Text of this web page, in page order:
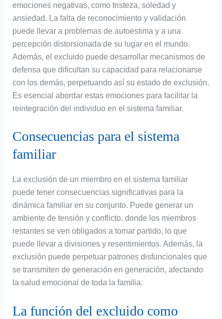
emociones negativas, como tristeza, soledad y
ansiedad. La falta de reconocimiento y validación
puede llevar a problemas de autoestima y a una
percepción distorsionada de su lugar en el mundo.
Además, el excluido puede desarrollar mecanismos de
defensa que dificultan su capacidad para relacionarse
con los demás, perpetuando así su estado de exclusión.
Es esencial abordar estas emociones para facilitar la
reintegración del individuo en el sistema familiar.
Consecuencias para el sistema
familiar
La exclusión de un miembro en el sistema familiar
puede tener consecuencias significativas para la
dinámica familiar en su conjunto. Puede generar un
ambiente de tensión y conflicto, donde los miembros
restantes se ven obligados a tomar partido, lo que
puede llevar a divisiones y resentimientos. Además, la
exclusión puede perpetuar patrones disfuncionales que
se transmiten de generación en generación, afectando
la salud emocional de toda la familia.
La función del excluido como